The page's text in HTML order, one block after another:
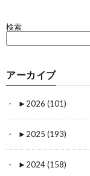
検索
アーカイブ
► 2026 (101)
► 2025 (193)
► 2024 (158)